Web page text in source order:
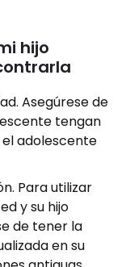
hijo
Asegúrese de
tengan
el adolescente
Para utilizar
y su hijo
de tener la
en su